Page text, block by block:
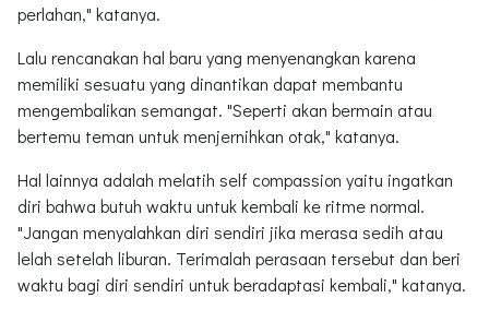
perlahan," katanya.
Lalu rencanakan hal baru yang menyenangkan karena
memiliki sesuatu yang dinantikan dapat membantu
mengembalikan semangat. "Seperti akan bermain atau
bertemu teman untuk menjernihkan otak," katanya.
Hal lainnya adalah melatih self compassion yaitu ingatkan
diri bahwa butuh waktu untuk kembali ke ritme normal.
"Jangan menyalahkan diri sendiri jika merasa sedih atau
lelah setelah liburan. Terimalah perasaan tersebut dan beri
waktu bagi diri sendiri untuk beradaptasi kembali," katanya.